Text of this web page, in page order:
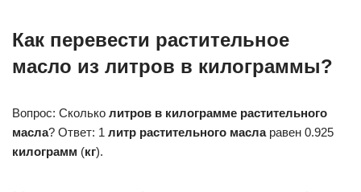
Как перевести растительное
масло из литров в килограммы?
Вопрос: Сколько литров в килограмме растительного
масла? Ответ: 1 литр растительного масларавен 0.925
килограмм (кг).